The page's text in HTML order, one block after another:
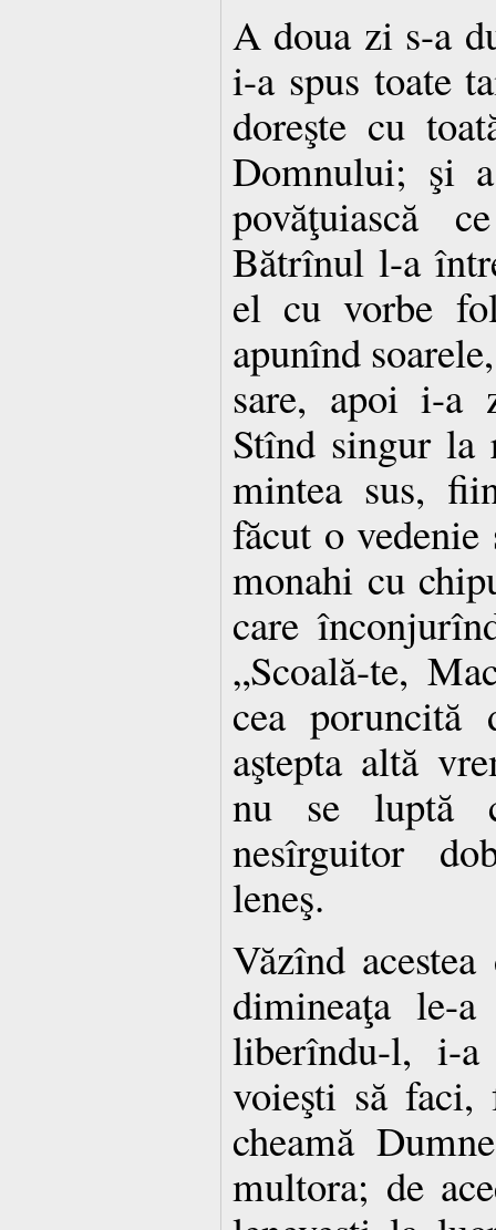
A doua zi s-a
i-a spus toate
doreşte cu
Domnului; şi
povăţuiască
Bătrînul l-a
el cu vorbe
apunînd
sare, apoi i-a
Stînd singur la
mintea sus,
făcut o
monahi cu
care
„Scoală-te,
cea poruncită
aştepta altă
nu se luptă
nesîrguitor
leneş.
Văzînd
dimineaţa le-
liberîndu-l, i-
voieşti să faci,
cheamă
multora; de